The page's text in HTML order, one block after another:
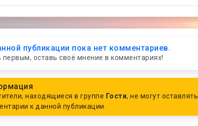
публикации пока нет комментариев.
первым, оставь своё мнение в комментариях!
находящиеся в группе Гости, не могут оставлять
к данной публикации.